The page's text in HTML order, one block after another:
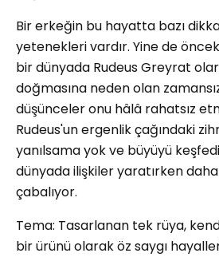
Bir erkeğin bu hayatta bazı
yetenekleri vardır. Yine de
bir dünyada Rudeus Greyrat
doğmasına neden olan
düşünceler onu hâlâ rahatsız
Rudeus'un ergenlik çağındaki
yanılsama yok ve büyüyü
dünyada ilişkiler yaratırken
çabalıyor.
Tema: Tasarlanan tek rüya,
bir ürünü olarak öz saygı